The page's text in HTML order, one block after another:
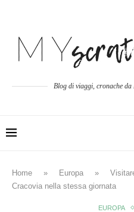
Blog di viaggi, cronache
Home » Europa »
Cracovia nella stessa giornata
EUROPA